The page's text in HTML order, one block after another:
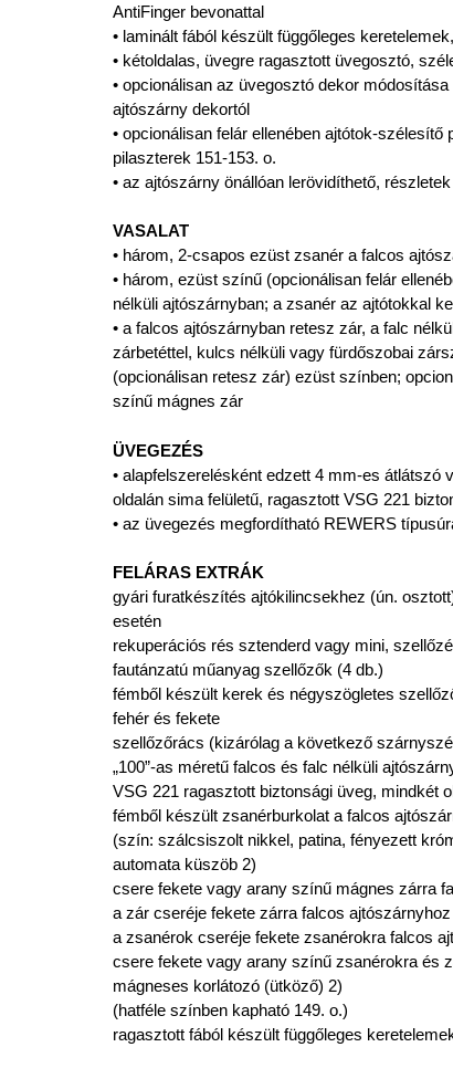
AntiFinger bevonattal
• laminált fából készült függőleges
• kétoldalas, üvegre ragasztott üvegosztó,
• opcionálisan az üvegosztó dekor
ajtószárny dekortól
• opcionálisan felár ellenében ajtótok-
pilaszterek 151-153. o.
• az ajtószárny önállóan lerövidíthető,
VASALAT
• három, 2-csapos ezüst zsanér a falcos
• három, ezüst színű (opcionálisan felár
nélküli ajtószárnyban; a zsanér az ajtótokkal
• a falcos ajtószárnyban retesz zár, a falc
zárbetéttel, kulcs nélküli vagy fürdőszobai
(opcionálisan retesz zár) ezüst színben;
színű mágnes zár
ÜVEGEZÉS
• alapfelszerelésként edzett 4 mm-es átlátszó
oldalán sima felületű, ragasztott VSG 221
• az üvegezés megfordítható REWERS
FELÁRAS EXTRÁK
gyári furatkészítés ajtókilincsekhez (ún.
esetén
rekuperációs rés sztenderd vagy mini,
fautánzatú műanyag szellőzők (4 db.)
fémből készült kerek és négyszögletes
fehér és fekete
szellőzőrács (kizárólag a következő
„100”-as méretű falcos és falc nélküli
VSG 221 ragasztott biztonsági üveg, mindkét
fémből készült zsanérburkolat a falcos
(szín: szálcsiszolt nikkel, patina, fényezett
automata küszöb 2)
csere fekete vagy arany színű mágnes zárra
a zár cseréje fekete zárra falcos ajtószárnyhoz
a zsanérok cseréje fekete zsanérokra falcos
csere fekete vagy arany színű zsanérokra és
mágneses korlátozó (ütköző) 2)
(hatféle színben kapható 149. o.)
ragasztott fából készült függőleges